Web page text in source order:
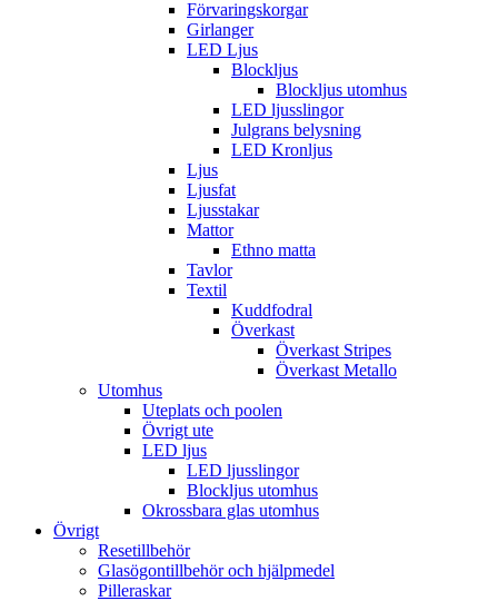
Förvaringskorgar
Girlanger
LED Ljus
Blockljus
Blockljus utomhus
LED ljusslingor
Julgrans belysning
LED Kronljus
Ljus
Ljusfat
Ljusstakar
Mattor
Ethno matta
Tavlor
Textil
Kuddfodral
Överkast
Överkast Stripes
Överkast Metallo
Utomhus
Uteplats och poolen
Övrigt ute
LED ljus
LED ljusslingor
Blockljus utomhus
Okrossbara glas utomhus
Övrigt
Resetillbehör
Glasögontillbehör och hjälpmedel
Pilleraskar